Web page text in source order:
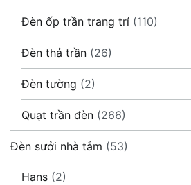
Đèn ốp trần trang trí (110)
Đèn thả trần (26)
Đèn tường (2)
Quạt trần đèn (266)
Đèn sưởi nhà tắm (53)
Hans (2)